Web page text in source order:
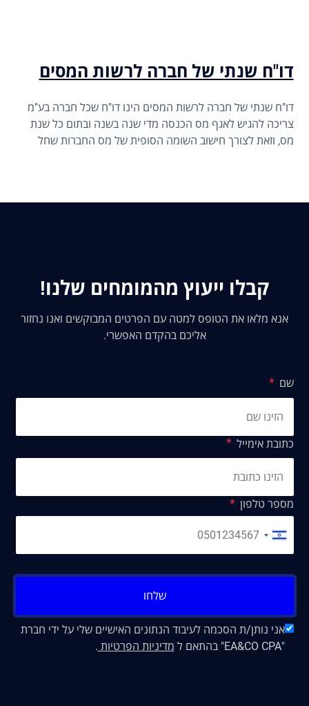
דו"ח שנתי של חברה לרשות המסים
דו"ח שנתי של חברה לרשות המסים הינו דו"ח שכל חברה בע"מ
צריכה להגיש לאגף מס הכנסה מדי שנה בשנה ובתום כל שנת
מס, וזאת לצורך חישוב השומה הסופית של מס החברות שחל
קבלו ייעוץ מהמומחים שלנו!
אנא מלאו את הטופס למטה עם הפרטים המבוקשים ואנו נחזור
אליכם בהקדם האפשרי.
שם
כתובת אימייל
מספר טלפון
שלחו
אני נותן/ת הסכמה לעיבוד הנתונים האישיים שלי על ידי חברת
"EA&CO CPA" בהתאם ל
מדיניות הפרטיות .